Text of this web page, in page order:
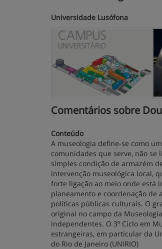
Universidade Lusófona
Comentários sobre
Conteúdo
A museologia define-se como
comunidades que serve, não
simples condição de armazém
intervenção museológica local,
forte ligação ao meio onde está
planeamento e coordenação de
políticas públicas culturais. O
original no campo da
independentes. O 3º Ciclo em
estrangeiras, em particular da
do Rio de Janeiro (UNIRIO)